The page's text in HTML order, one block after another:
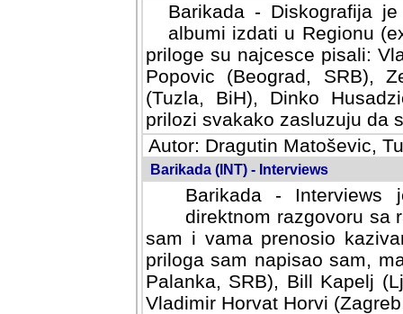
Barikada - Diskografija
albumi izdati u Regionu
priloge su najcesce pisali:
Popovic (Beograd, SRB),
(Tuzla, BiH), Dinko
prilozi svakako zasluzuju da
Autor: Dragutin Matoševic,
Barikada (INT) - Interviews
Barikada -
direktnom razgovoru sa
sam i vama prenosio
priloga sam napisao sam,
Palanka, SRB), Bill Kapelj
Vladimir Horvat Horvi